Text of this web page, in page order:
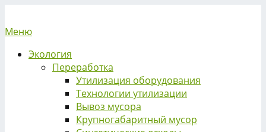
Меню
Экология
Переработка
Утилизация оборудования
Технологии утилизации
Вывоз мусора
Крупногабаритный мусор